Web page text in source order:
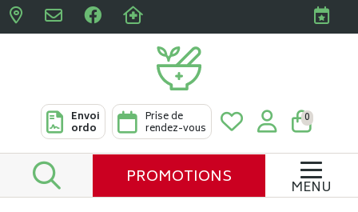
Pharmacies Clabots &
Envoi
ordo
Prise de
rendez-vous
0
PROMOTIONS MENU